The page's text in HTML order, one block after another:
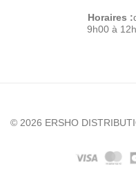
Horaires :
9h00 à
© 2026 ERSHO